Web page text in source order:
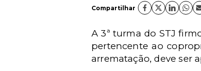
Compartilhar
A 3ª turma do STJ
pertencente ao
arrematação, deve ser